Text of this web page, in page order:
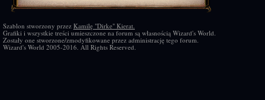
Szablon stworzony przez Kamilę "Dirke" Kierat.
Grafiki i wszystkie treści umieszczone na forum są własnością Wizard's World.
Zostały one stworzone/zmodyfikowane przez administrację tego forum.
Wizard's World 2005-2016. All Rights Reserved.